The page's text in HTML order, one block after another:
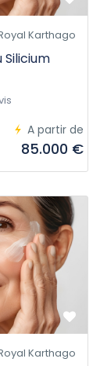
Karthago
Silicium
A partir de
85.000 €
Karthago